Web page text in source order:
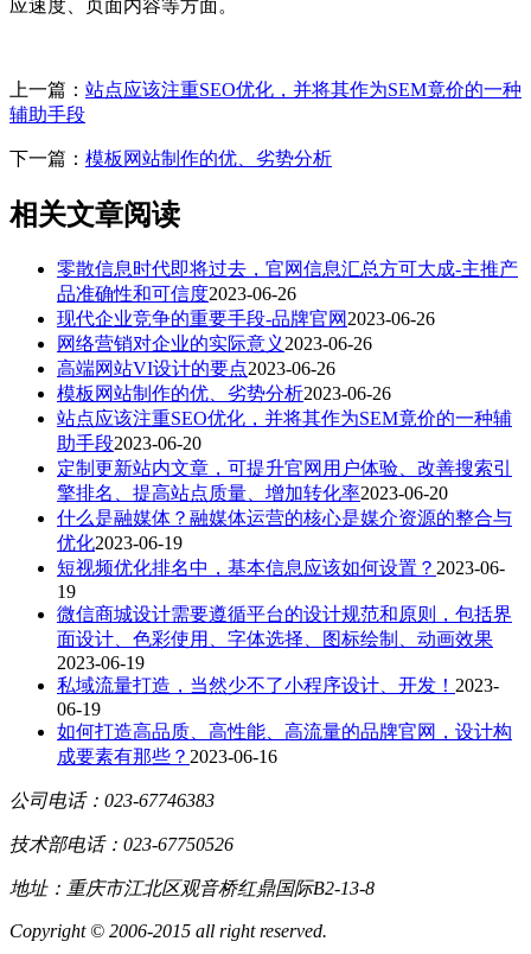
应速度、页面内容等方面。
上一篇： 站点应该注重SEO优化，并将其作为SEM竟价的一种
辅助手段
下一篇： 模板网站制作的优、劣势分析
相关文章阅读
零散信息时代即将过去，官网信息汇总方可大成-主推产
品准确性和可信度2023-06-26
现代企业竞争的重要手段-品牌官网 2023-06-26
网络营销对企业的实际意义 2023-06-26
高端网站VI设计的要点2023-06-26
模板网站制作的优、劣势分析2023-06-26
站点应该注重SEO优化，并将其作为SEM竟价的一种辅
助手段2023-06-20
定制更新站内文章，可提升官网用户体验、改善搜索引
擎排名、提高站点质量、增加转化率2023-06-20
什么是融媒体？融媒体运营的核心是媒介资源的整合与
优化2023-06-19
短视频优化排名中，基本信息应该如何设置？ 2023-06-
19
微信商城设计需要遵循平台的设计规范和原则，包括界
面设计、色彩使用、字体选择、图标绘制、动画效果
2023-06-19
私域流量打造，当然少不了小程序设计、开发！ 2023-
06-19
如何打造高品质、高性能、高流量的品牌官网，设计构
成要素有那些？ 2023-06-16
公司电话：023-67746383
技术部电话：023-67750526
地址：重庆市江北区观音桥红鼎国际B2-13-8
Copyright © 2006-2015 all right reserved.